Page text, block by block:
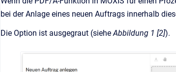
bei der Anlage eines neuen Auftrags innerhalb
Die Option ist ausgegraut (sieheAbbildung 1 [2]).